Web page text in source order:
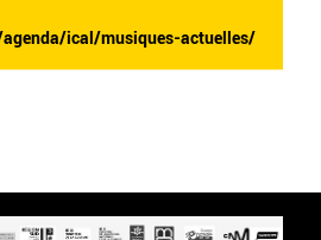
ical/musiques-actuelles/